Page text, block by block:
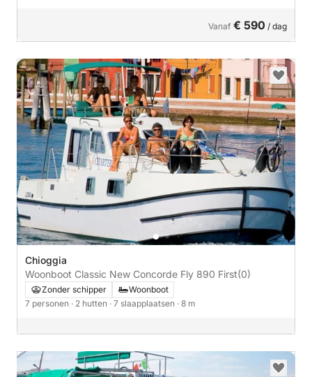
Vanaf € 590 / dag
Chioggia
Woonboot Classic New Concorde Fly 890 First(0)
Zonder schipper
Woonboot
7 personen · 2 hutten · 7 slaapplaatsen · 8 m